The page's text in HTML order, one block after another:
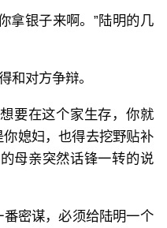
拿银子来啊。”陆明的几
和对方争辩。
要在这个家生存，你就
媳妇，也得去挖野贴补
母亲突然话锋一转的说
密谋，必须给陆明一个